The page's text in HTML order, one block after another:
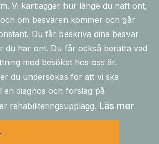
Vi kartlägger hur länge du haft ont,
om besvären kommer och går
Du får beskriva dina besvär
du har ont. Du får också berätta vad
med besöket hos oss är.
du undersökas för att vi ska
en diagnos och förslag på
rehabiliteringsupplägg. Läs mer